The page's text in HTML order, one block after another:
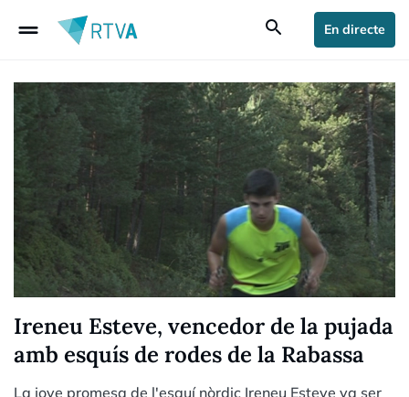
drag_handle search En directe
Ireneu Esteve, vencedor de la pujada
amb esquís de rodes de la Rabassa
La jove promesa de l'esquí nòrdic Ireneu Esteve va ser